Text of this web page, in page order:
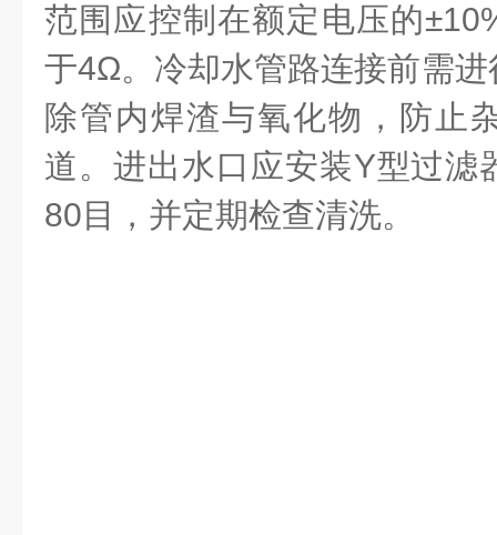
范围应控制在额定电压的
于4Ω。冷却水管路连接前需
除管内焊渣与氧化物，防止
道。进出水口应安装Y型过滤
80目，并定期检查清洗。